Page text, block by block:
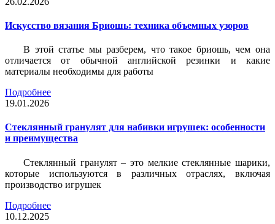
Искусство вязания Бриошь: техника объемных узоров
В этой статье мы разберем, что такое бриошь, чем она
отличается от обычной английской резинки и какие
материалы необходимы для работы
Подробнее
19.01.2026
Стеклянный гранулят для набивки игрушек: особенности
и преимущества
Стеклянный гранулят – это мелкие стеклянные шарики,
которые используются в различных отраслях, включая
производство игрушек
Подробнее
10.12.2025